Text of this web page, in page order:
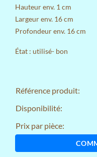
Hauteur env. 1 cm
Largeur env. 16 cm
Profondeur env. 16 cm
État : utilisé- bon
Référence produit:
Disponibilité:
Prix par pièce: